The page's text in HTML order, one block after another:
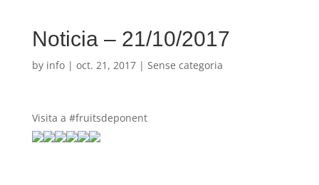
Noticia – 21/10/2017
by info| oct. 21, 2017| Sense categoria
Visita a #fruitsdeponent